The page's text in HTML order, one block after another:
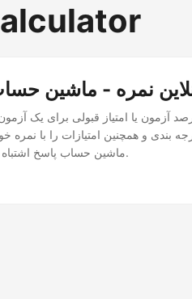
نمره - ماشین
آزمون یا امتیاز قبولی برای یک
بندی و همچنین امتیازات را با نمره
ماشین حساب پاسخ اشتباه یا یک ماشین حساب درجه تکلیف استفاده شود.